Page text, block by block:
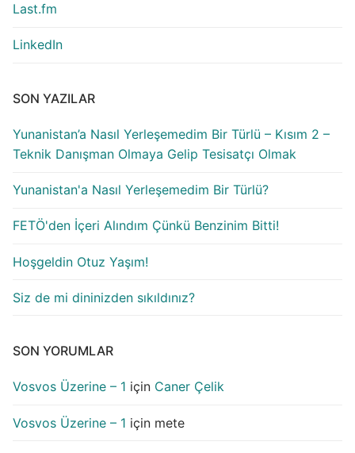
Last.fm
LinkedIn
SON YAZILAR
Yunanistan’a Nasıl Yerleşemedim Bir Türlü – Kısım 2 –
Teknik Danışman Olmaya Gelip Tesisatçı Olmak
Yunanistan'a Nasıl Yerleşemedim Bir Türlü?
FETÖ'den İçeri Alındım Çünkü Benzinim Bitti!
Hoşgeldin Otuz Yaşım!
Siz de mi dininizden sıkıldınız?
SON YORUMLAR
Vosvos Üzerine – 1 için Caner Çelik
Vosvos Üzerine – 1 için mete